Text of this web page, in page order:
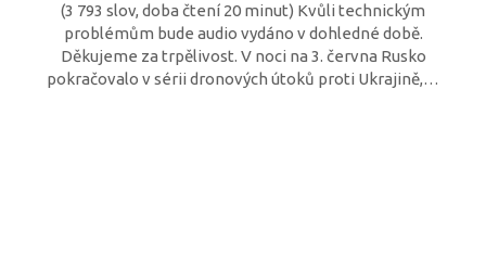
(3 793 slov, doba čtení 20 minut) Kvůli technickým
problémům bude audio vydáno v dohledné době.
Děkujeme za trpělivost. V noci na 3. června Rusko
pokračovalo v sérii dronových útoků proti Ukrajině,…